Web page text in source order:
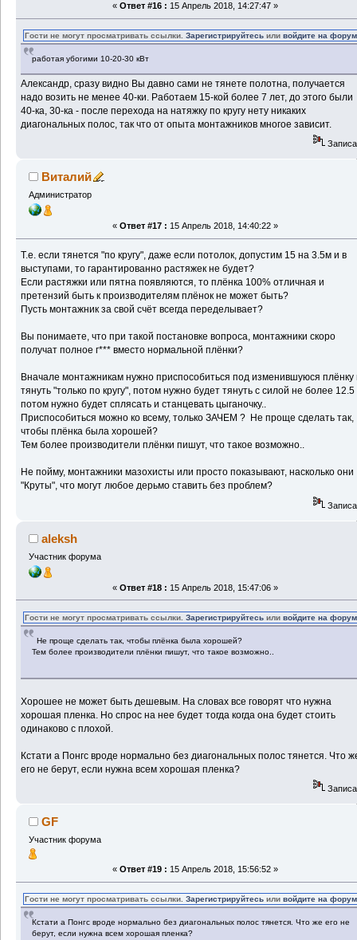
« Ответ #16 : 15 Апрель 2018, 14:27:47 »
Гости не могут просматривать ссылки.Зарегистрируйтесь иливойдите на форум
работая убогими 10-20-30 кВт
Александр, сразу видно Вы давно сами не тянете полотна, получается
надо возить не менее 40-ки. Работаем 15-кой более 7 лет, до этого были
40-ка, 30-ка - после перехода на натяжку по кругу нету никаких
диагональных полос, так что от опыта монтажников многое зависит.
Виталий
Администратор
« Ответ #17 : 15 Апрель 2018, 14:40:22 »
Т.е. если тянется "по кругу", даже если потолок, допустим 15 на 3.5м и в
выступами, то гарантированно растяжек не будет?
Если растяжки или пятна появляются, то плёнка 100% отличная и
претензий быть к производителям плёнок не может быть?
Пусть монтажник за свой счёт всегда переделывает?
Вы понимаете, что при такой постановке вопроса, монтажники скоро
получат полное г*** вместо нормальной плёнки?
Вначале монтажникам нужно приспособиться под изменившуюся плёнку
тянуть "только по кругу", потом нужно будет тянуть с силой не более 12.5
потом нужно будет сплясать и станцевать цыганочку..
Приспособиться можно ко всему, только ЗАЧЕМ ? Не проще сделать так,
чтобы плёнка была хорошей?
Тем более производители плёнки пишут, что такое возможно..
Не пойму, монтажники мазохисты или просто показывают, насколько они
"Круты", что могут любое дерьмо ставить без проблем?
aleksh
Участник форума
« Ответ #18 : 15 Апрель 2018, 15:47:06 »
Гости не могут просматривать ссылки.Зарегистрируйтесь иливойдите на форум
Не проще сделать так, чтобы плёнка была хорошей?
Тем более производители плёнки пишут, что такое возможно..
Хорошее не может быть дешевым. На словах все говорят что нужна
хорошая пленка. Но спрос на нее будет тогда когда она будет стоить
одинаково с плохой.
Кстати а Понгс вроде нормально без диагональных полос тянется. Что
его не берут, если нужна всем хорошая пленка?
GF
Участник форума
« Ответ #19 : 15 Апрель 2018, 15:56:52 »
Гости не могут просматривать ссылки.Зарегистрируйтесь иливойдите на форум
Кстати а Понгс вроде нормально без диагональных полос тянется. Что же его не
берут, если нужна всем хорошая пленка?